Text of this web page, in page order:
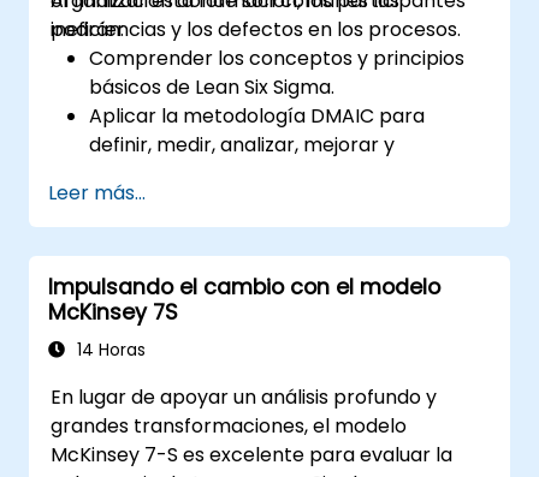
ineficiencias y los defectos en los procesos.
podrán:
Comprender los conceptos y principios
básicos de Lean Six Sigma.
Aplicar la metodología DMAIC para
definir, medir, analizar, mejorar y
efectiva.
Elaborar un plan para la implementación
de Lean Six Sigma en su organización.
Leer más...
Impulsando el cambio con el modelo
McKinsey 7S
14 Horas
En lugar de apoyar un análisis profundo y
grandes transformaciones, el modelo
McKinsey 7-S es excelente para evaluar la